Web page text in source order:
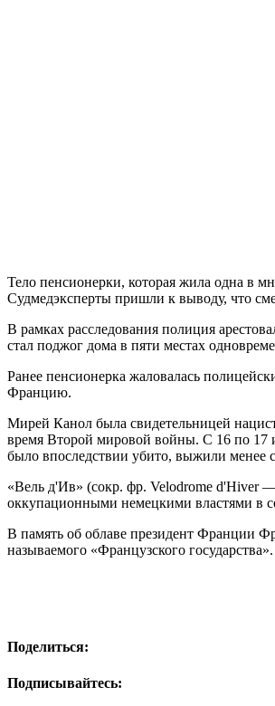
Тело пенсионерки, которая жила одна в
Судмедэксперты пришли к выводу, что
В рамках расследования полиция
стал поджог дома в пяти местах
Ранее пенсионерка жаловалась
Францию.
Мирей Канол была свидетельницей
время Второй мировой войны. С 16 по 17
было впоследствии убито, выжили менее
«Вель д'Ив» (сокр. фр. Velodrome d'Hiver
оккупационными немецкими властями в
В память об облаве президент Франции
называемого «Французского государства».
Поделиться:
Подписывайтесь: